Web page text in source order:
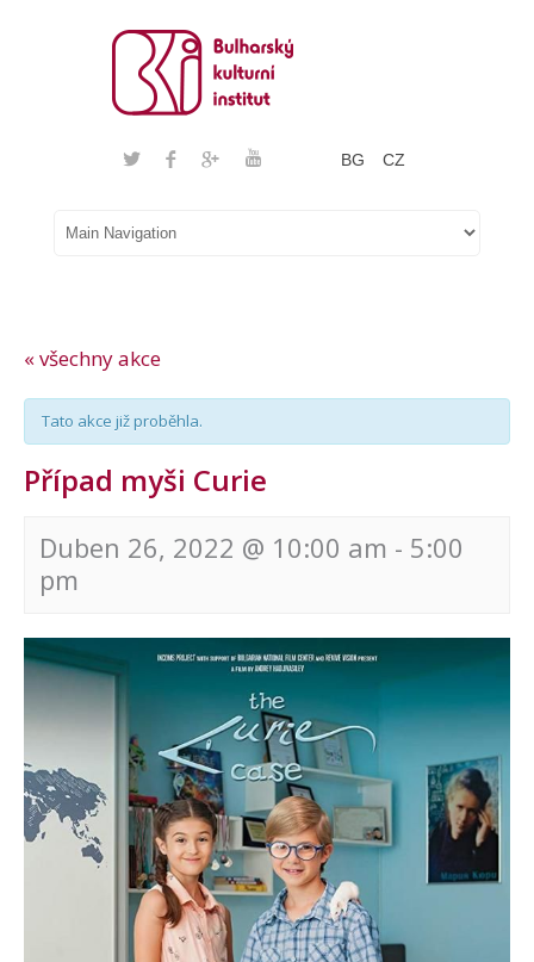
BG CZ
« všechny akce
Tato akce již proběhla.
Případ myši Curie
Duben 26, 2022 @ 10:00 am - 5:00
pm
Navigace
pro
akce